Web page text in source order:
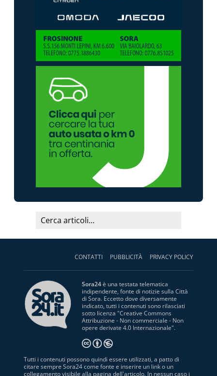
CONTATTI PUBBLICITÀ PRIVACY POLICY
Sora24è una testata telematica
indipendente, fonte di notizie sulla Città
di Sora. Eccetto dove diversamente
indicato, tutti i contenuti sono rilasciati
sotto licenza "Creative Commons
Attribuzione - Non commerciale - Non
opere derivate 4.0 Internazionale".
Tutti i contenuti possono quindi essere utilizzati, a patto di
citare sempre Sora24 come fonte e inserire un link o un
collegamento visibile alla pagina dell'articolo. In nessun caso i